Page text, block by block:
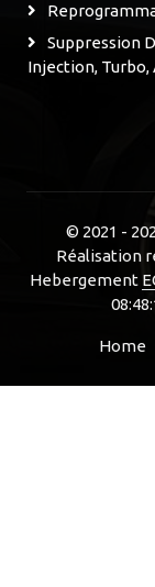
Suppression
Injection, Turbo,
© 2021 -
Réalisation
Hebergement
Home